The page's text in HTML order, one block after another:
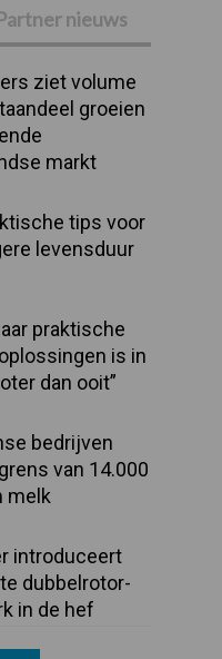
nieuws
ziet volume
groeien
markt
tips voor
levensduur
praktische
is in
dan ooit”
bedrijven
van 14.000
melk
introduceert
dubbelrotor-
in de hef